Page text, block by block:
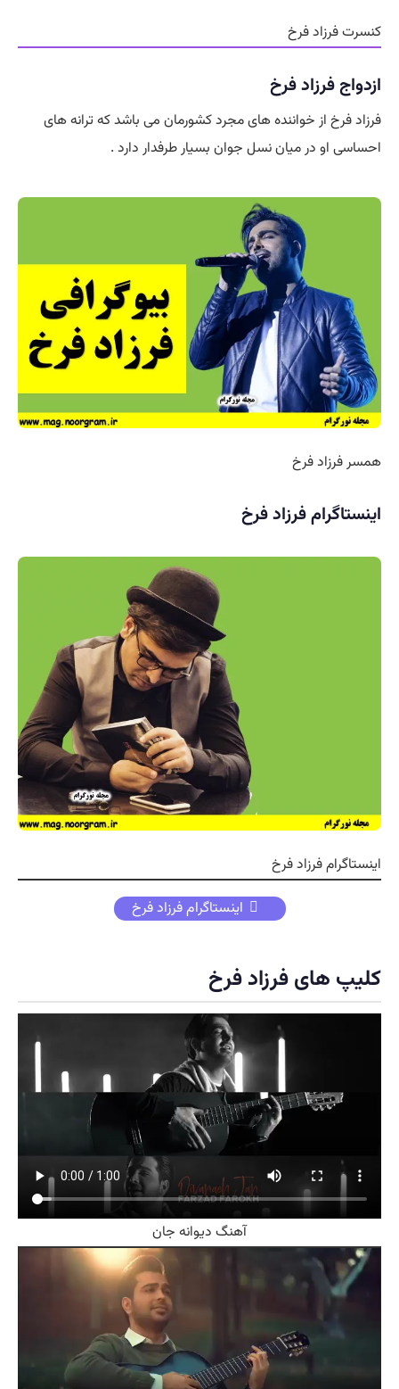
فرخ
فرزاد فرخ
از خواننده های مجرد کشورمان می باشد که ترانه های
در میان نسل جوان بسیار طرفدار دارد .
فرخ
فرزاد فرخ
فرزاد فرخ
اینستاگرام فرزاد فرخ
های فرزاد فرخ
آهنگ دیوانه جان